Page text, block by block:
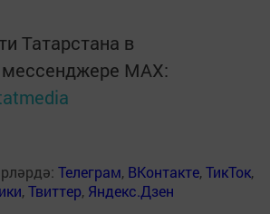
Татарстана в
MАХ:
Телеграм, ВКонтакте,ТикТок,
,Твиттер, Яндекс.Дзен